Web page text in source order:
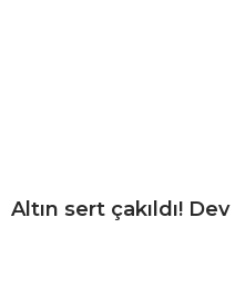
Altın sert çakıldı!